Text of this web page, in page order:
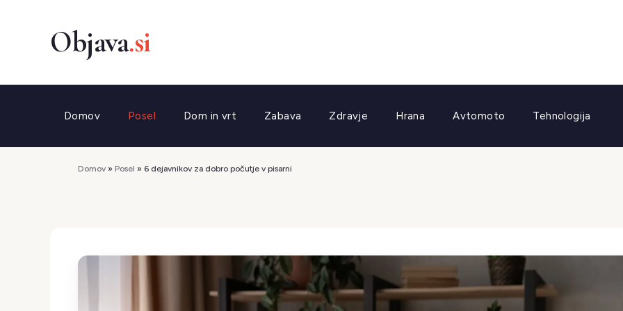
Domov Posel Dom in vrt Zabava Zdravje Hrana Avtomoto Tehnologija
Domov » Posel » 6 dejavnikov za dobro počutje v pisarni